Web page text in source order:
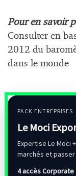
Pour en savoir
Consulter en
2012 du
dans le monde
PACK ENTREPRISES
Le Moci
Expertise Le Moci
marchés et passer
4 accès Corporate